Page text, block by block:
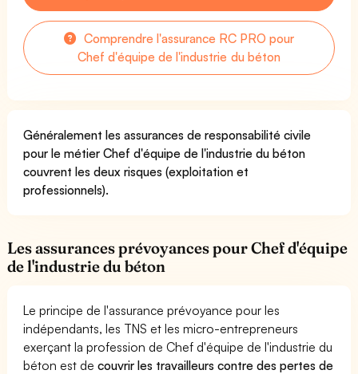
Comprendre l'assurance RC PRO pour
Chef d'équipe de l'industrie du béton
Généralement les assurances de responsabilité civile
pour le métier Chef d'équipe de l'industrie du béton
couvrent les deux risques (exploitation et
professionnels).
Les assurances prévoyances pour Chef d'équipe
de l'industrie du béton
Le principe de l'assurance prévoyance pour les
indépendants, les TNS et les micro-entrepreneurs
exerçant la profession de Chef d'équipe de l'industrie du
béton est decouvrir les travailleurs contre des pertes de